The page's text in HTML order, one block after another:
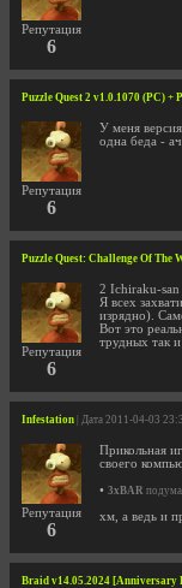
Репутация
6
Puzzle Quest 2 v1.0.1070 (PC) +
Репутация
6
У меня
одна беда -
Puzzle Quest: Challenge Of The
Репутация
6
2 Ichiraku-san
Я всех
изрядно).
Вот это
трудных так
Infestation | Дата 2011-04-03
Репутация
6
Прикольная
своего
• 3xBAR
хм, а ведь и
Braid v14.05.2024 [Anniversary